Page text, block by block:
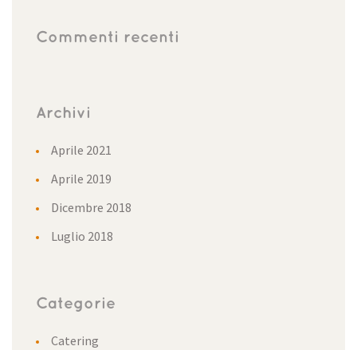
Commenti recenti
Archivi
Aprile 2021
Aprile 2019
Dicembre 2018
Luglio 2018
Categorie
Catering